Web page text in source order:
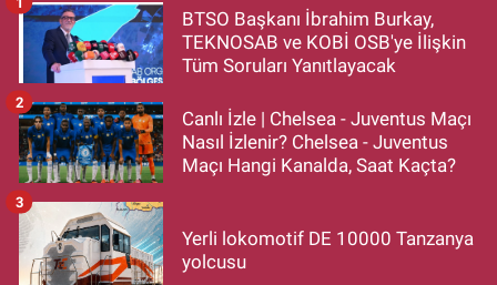
BTSO Başkanı İbrahim Burkay,
TEKNOSAB ve KOBİ OSB'ye İlişkin
Tüm Soruları Yanıtlayacak
Canlı İzle | Chelsea - Juventus Maçı
Nasıl İzlenir? Chelsea - Juventus
Maçı Hangi Kanalda, Saat Kaçta?
2
Yerli lokomotif DE 10000 Tanzanya
yolcusu
3